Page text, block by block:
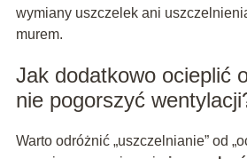
wymiany uszczelek ani
murem.
Jak dodatkowo ocieplić
nie pogorszyć
Warto odróżnić „uszczelnianie” od